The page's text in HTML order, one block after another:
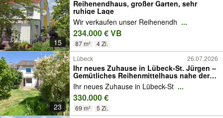
15
Reihenendhaus, großer Garten, sehr
ruhige Lage
Wir verkaufen unser Reihenendh ...
234.000 € VB
87 m² 4 Zi.
23
Lübeck 26.07.2026
Ihr neues Zuhause in Lübeck-St. Jürgen –
Gemütliches Reihenmittelhaus nahe der
Uniklinik
Ihr neues Zuhause in Lübeck-St ...
330.000 €
69 m² 5 Zi.